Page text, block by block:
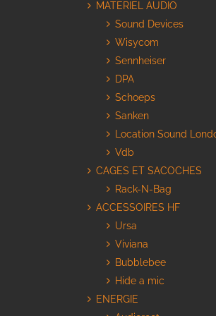
MATERIEL AUDIO
Sound Devices
Wisycom
Sennheiser
DPA
Schoeps
Sanken
Location Sound
Vdb
CAGES ET SACOCHES
Rack-N-Bag
ACCESSOIRES HF
Ursa
Viviana
Bubblebee
Hide a mic
ENERGIE